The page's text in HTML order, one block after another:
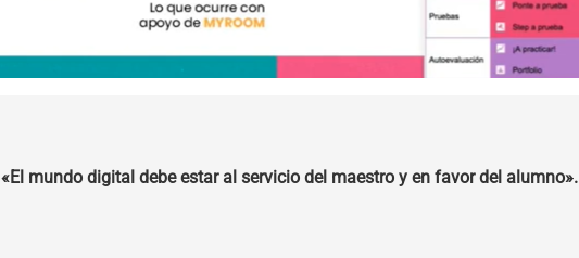
«El mundo digital debe estar al servicio del maestro y en favor del alumno».